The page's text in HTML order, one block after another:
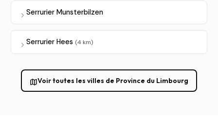
Serrurier Munsterbilzen
Serrurier Hees (4 km)
Voir toutes les villes de Province du Limbourg